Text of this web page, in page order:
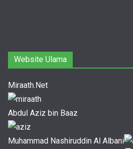
Website Ulama
Miraath.Net
Abdul Aziz bin Baaz
Muhammad Nashiruddin Al Albani